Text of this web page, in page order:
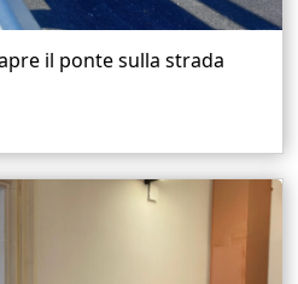
il ponte sulla strada